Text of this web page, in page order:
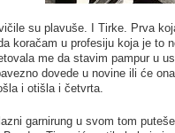
su plavuše. I Tirke. Prva
koračam u profesiju koja je to
me da stavim pampur u
dovede u novine ili će
i otišla i četvrta.
garnirung u svom tom